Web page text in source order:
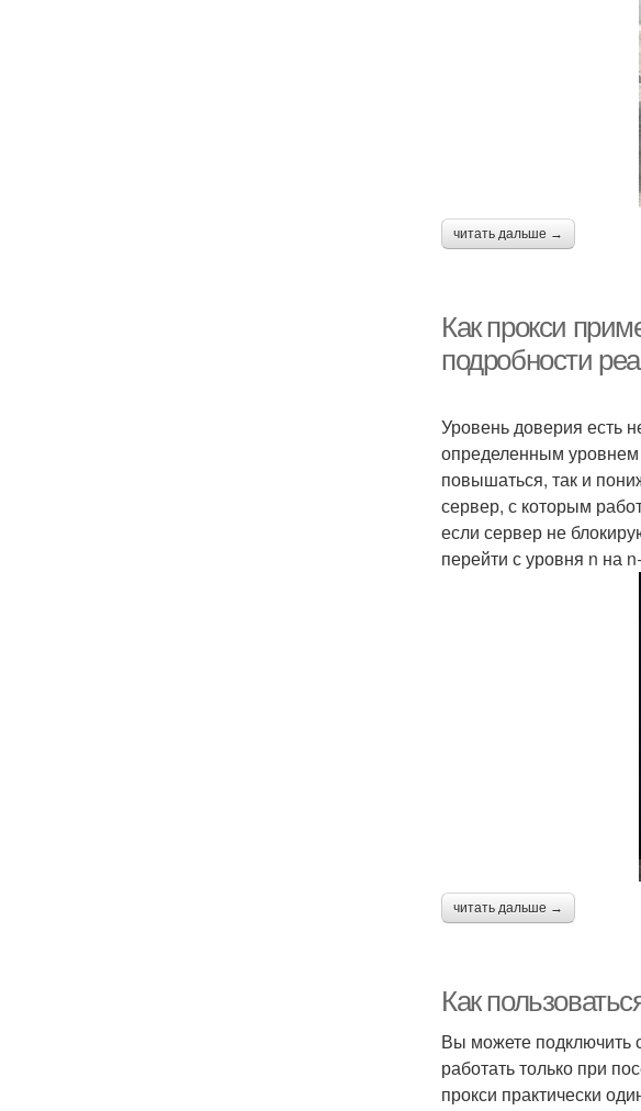
читать дальше →
Как прокси
подробности
Уровень доверия есть
определенным уровнем
повышаться, так и
сервер, с которым
если сервер не
перейти с уровня n на
читать дальше →
Как
Вы можете подключить
работать только при
прокси практически